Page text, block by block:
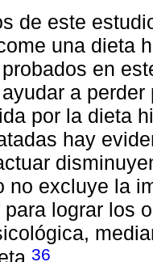
de este
una dieta
en
a
por la dieta
hay
no excluye la
para lograr los
36